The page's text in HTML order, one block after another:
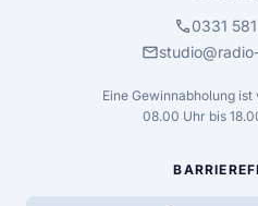
call0331
mail
Eine Gewinnabholung
08.00 Uhr bis